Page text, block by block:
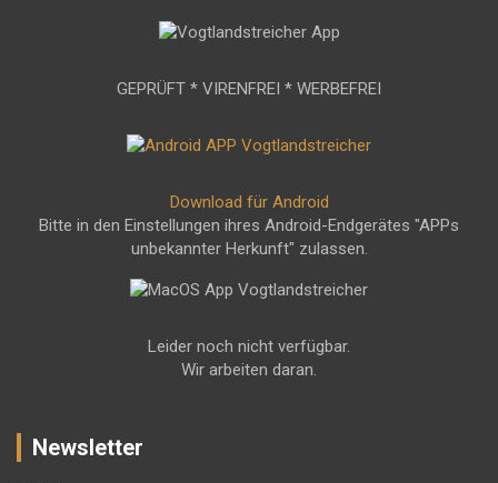
GEPRÜFT * VIRENFREI * WERBEFREI
Download für Android
Bitte in den Einstellungen ihres Android-Endgerätes "APPs
unbekannter Herkunft" zulassen.
Leider noch nicht verfügbar.
Wir arbeiten daran.
Newsletter